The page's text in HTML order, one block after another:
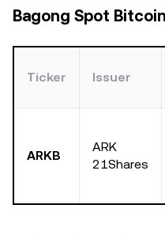
Bagong Spot
Ticker Issuer
ARKB
ARK
21Shares